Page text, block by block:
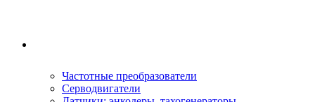
Частотные преобразователи
Серводвигатели